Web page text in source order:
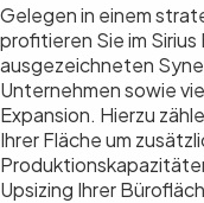
Gelegen in einem
profitieren Sie im Sirius
ausgezeichneten
Unternehmen sowie
Expansion. Hierzu
Ihrer Fläche um
Upsizing Ihrer